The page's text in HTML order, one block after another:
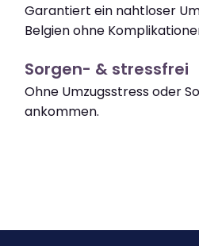
Garantiert ein nahtloser
Belgien ohne
Sorgen- & stressfrei
Ohne Umzugsstress oder
ankommen.